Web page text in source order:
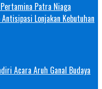
Patra Niaga
Lonjakan Kebutuhan
Acara Aruh Ganal Budaya